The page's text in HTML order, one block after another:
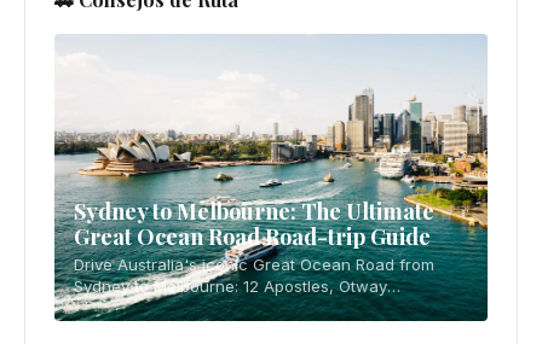
Santuario de koalas Lone Pine